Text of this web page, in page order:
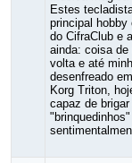
Estes
principal
do CifraClub e
ainda: coisa
volta e até
desenfreado
Korg Triton,
capaz de